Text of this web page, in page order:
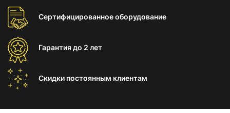
Сертифицированноеоборудование
Гарантиядо 2 лет
Скидки постоянным клиентам